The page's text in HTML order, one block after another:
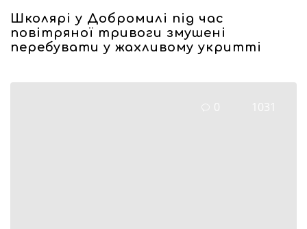
Школярі у Добромилі під час
повітряної тривоги змушені
перебувати у жахливому укритті
0 1031